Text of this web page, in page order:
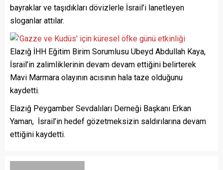
bayraklar ve taşıdıkları dövizlerle İsrail’i lanetleyen
sloganlar attılar.
Elazığ İHH Eğitim Birim Sorumlusu Ubeyd Abdullah Kaya,
İsrail’in zalimliklerinin devam devam ettiğini belirterek
Mavi Marmara olayının acısının hala taze olduğunu
kaydetti.
Elazığ Peygamber Sevdalıları Derneği Başkanı Erkan
Yaman, İsrail’in hedef gözetmeksizin saldırılarına devam
ettiğini kaydetti.